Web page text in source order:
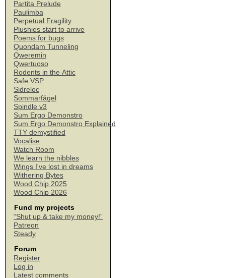
Partita Prelude
Paulimba
Perpetual Fragility
Plushies start to arrive
Poems for bugs
Quondam Tunneling
Qweremin
Qwertuoso
Rodents in the Attic
Safe VSP
Sidreloc
Sommarfågel
Spindle v3
Sum Ergo Demonstro
Sum Ergo Demonstro Explained
TTY demystified
Vocalise
Watch Room
We learn the nibbles
Wings I've lost in dreams
Withering Bytes
Wood Chip 2025
Wood Chip 2026
Fund my projects
“Shut up & take my money!”
Patreon
Steady
Forum
Register
Log in
Latest comments